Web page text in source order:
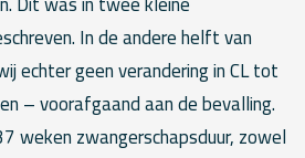
In de andere helft van
echter geen verandering in CL tot
– voorafgaand aan de bevalling.
weken zwangerschapsduur, zowel